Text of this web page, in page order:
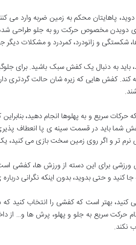
محکم به زمین ضربه وارد می کنند،
دویدن مخصوص حرکت رو به جلو طراحی
و زانودرد، کمردرد و مشکلات دیگر
به دنبال یک کفش سبک باشید. برای
کفش هایی که زیره شان حالت گردتری
سریع و به پهلوها انجام دهید،
شما باید در قسمت سینه ی پا انعطاف
تر و اگر روی زمین سخت بازی می کنید،
برای این دسته از ورزش ها، کفشی
کنید و حتی بدوید، بدون اینکه نگرانی
بهتر است که کفشی را انتخاب کنید که
حرکت سریع به جلو و پهلو، پرش ها و… از
نکند.